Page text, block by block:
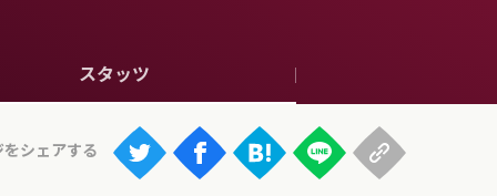
スタッツ